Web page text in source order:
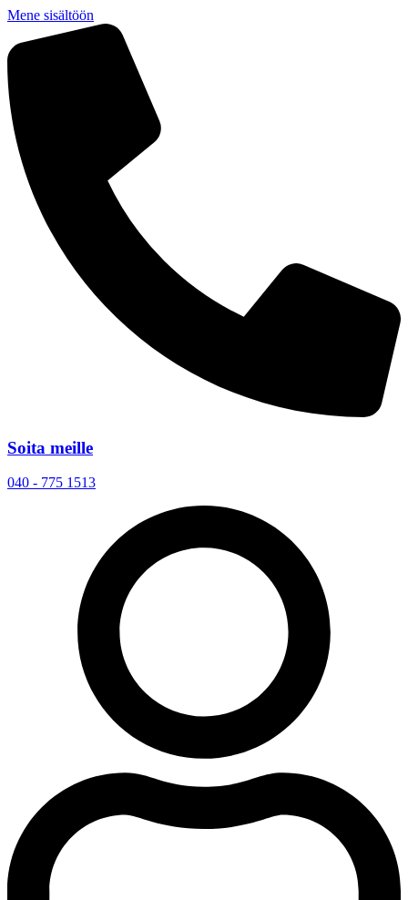
Mene sisältöön
Soita meille
040 - 775 1513